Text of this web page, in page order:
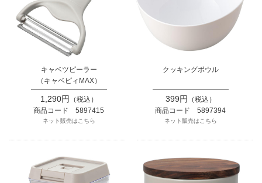
キャベツピーラー
（キャベピィMAX）
1,290円
（税込）
商品コード 5897415
ネット販売はこちら
クッキングボウル
399円
（税込）
商品コード 5897394
ネット販売はこちら